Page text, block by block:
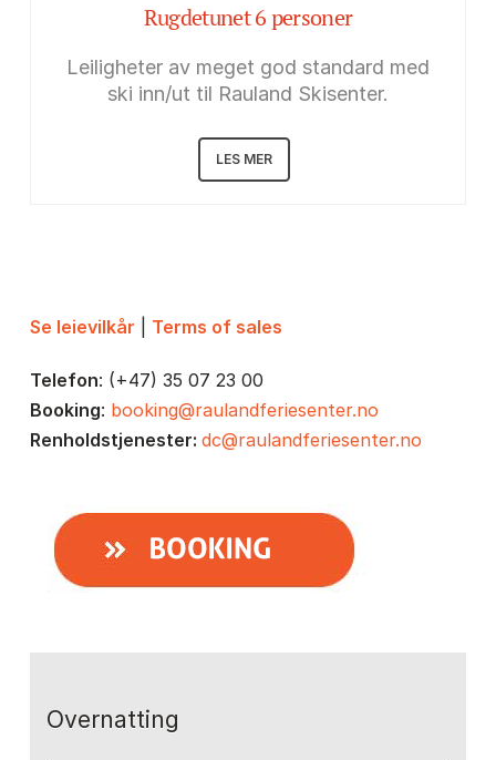
Rugdetunet 6 personer
Leiligheter av meget god standard med
ski inn/ut til Rauland Skisenter.
LES MER
Se leievilkår Terms of sales
Telefon: (+47) 35 07 23 00
Booking: booking@raulandferiesenter.no
Renholdstjenester: dc@raulandferiesenter.no
Overnatting